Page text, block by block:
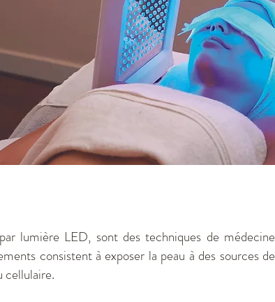
lumière LED, sont des techniques de médecine
consistent à exposer la peau à des sources de
cellulaire.